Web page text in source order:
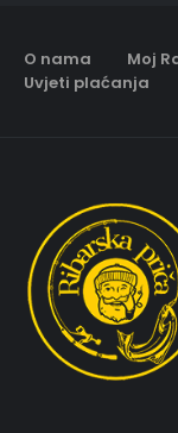
O nama Moj
Uvjeti plaćanja